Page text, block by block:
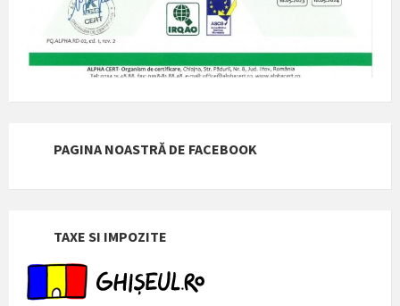
PAGINA NOASTRĂ DE FACEBOOK
TAXE SI IMPOZITE